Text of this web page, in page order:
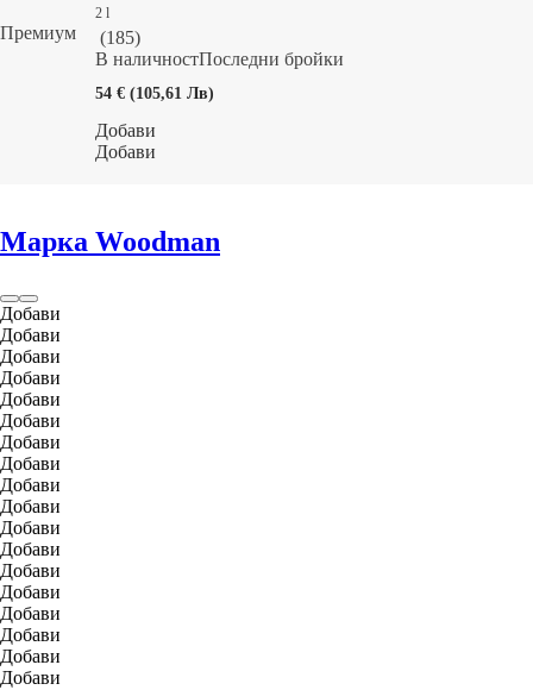
Премиум
2 l
(185)
В наличностПоследни бройки
54 € (105,61 Лв)
Добави
Добави
Марка Woodman
Добави
Добави
Добави
Добави
Добави
Добави
Добави
Добави
Добави
Добави
Добави
Добави
Добави
Добави
Добави
Добави
Добави
Добави